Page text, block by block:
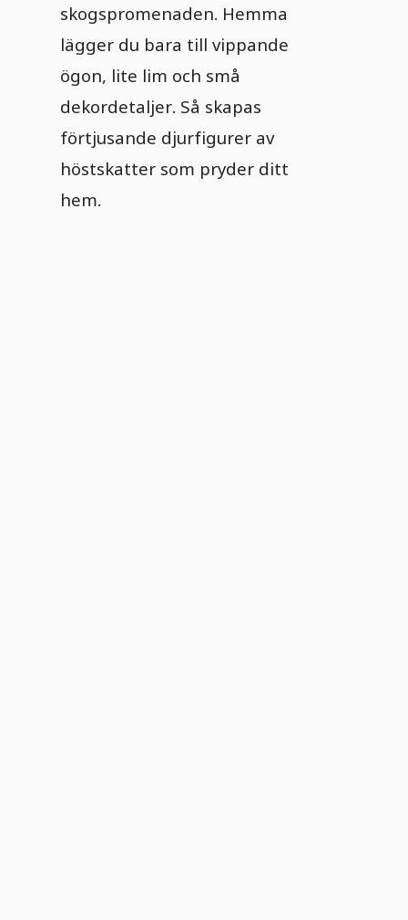
skogspromenaden. Hemma
lägger du bara till vippande
ögon, lite lim och små
dekordetaljer. Så skapas
förtjusande djurfigurer av
höstskatter som pryder ditt
hem.